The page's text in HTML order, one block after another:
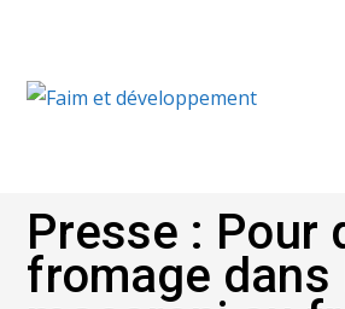
Presse : Pour
fromage dans